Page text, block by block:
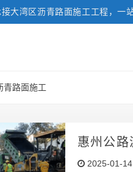
大湾区沥青路面施工工程，
青路面施工
惠州公路
2025-01-14